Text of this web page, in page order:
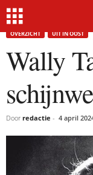
Home Wally
OVERZICHT UIT IN OOST
Wally
Door redactie - 4 april